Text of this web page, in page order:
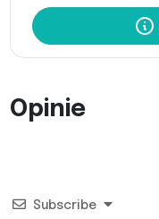
Opinie
Subscribe